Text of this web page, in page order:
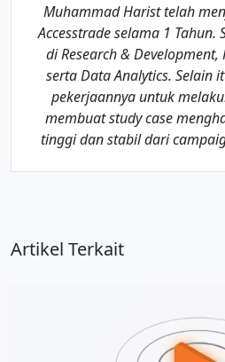
Muhammad Harist telah
Accesstrade selama 1 Tahun.
di Research &
serta Data Analytics. Selain
pekerjaannya untuk
membuat study case
tinggi dan stabil dari
Artikel Terkait